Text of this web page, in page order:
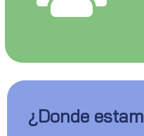
¿Donde